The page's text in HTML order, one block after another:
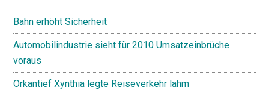
Bahn erhöht Sicherheit
Automobilindustrie sieht für 2010 Umsatzeinbrüche
voraus
Orkantief Xynthia legte Reiseverkehr lahm